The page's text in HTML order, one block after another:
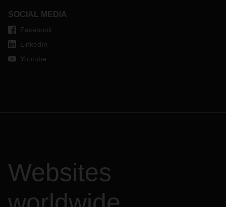
SOCIAL MEDIA
Facebook
LinkedIn
Youtube
Websites